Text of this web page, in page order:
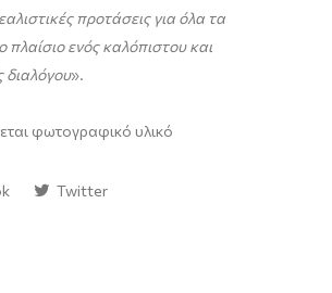
προτάσεις για όλα τα
πλαίσιο ενός καλόπιστου και
διαλόγου».
φωτογραφικό υλικό
Twitter